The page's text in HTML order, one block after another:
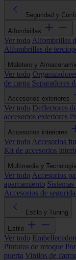
Seguridad y
Alfombrillas
Ver todo Alfombrillas
Alfombrillas de
Maletero y
Ver todo
de carga Separadores
Accesorios exteriores
Ver todo Deflectores
accesorios exteriores
Accesorios interiores
Ver todo Accesorios
Kit de accesorios
Multimedia y Tecnología
Ver todo Accesorios
aparcamiento
Accesorios de
Estilo y Tuning
Estilo
Ver todo
Pinturas de retoque
puerta Vinilos de